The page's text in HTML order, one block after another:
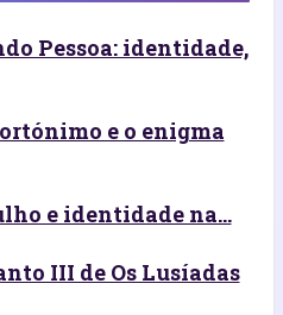
Pessoa: identidade,
e o enigma
e identidade na...
III de Os Lusíadas